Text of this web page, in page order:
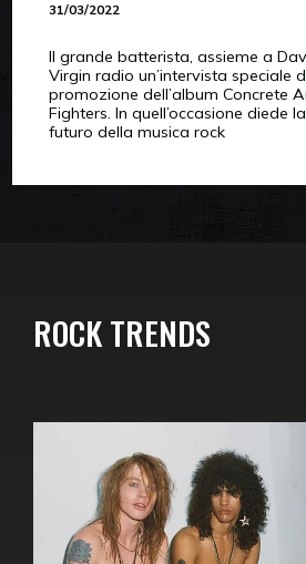
31/03/2022
Il grande batterista, assieme a
Virgin radio un’intervista speciale
promozione dell’album Concrete
Fighters. In quell’occasione diede
futuro della musica rock
ROCK TRENDS